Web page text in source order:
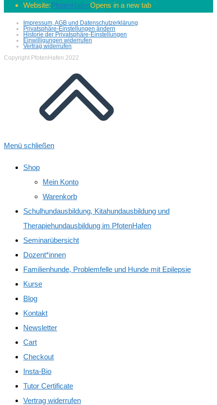
Website:PfotenHafenOpens in a new tab
Impressum, AGB und Datenschutzerklärung
Privatsphäre-Einstellungen ändern
Historie der Privatsphäre-Einstellungen
Einwilligungen widerrufen
Vertrag widerrufen
Copyright PfotenHafen 2022
Menü schließen
Shop
Mein Konto
Warenkorb
Schulhundausbildung, Kitahundausbildung und
Therapiehundausbildung im PfotenHafen
Seminarübersicht
Dozent*innen
Familienhunde, Problemfelle und Hunde mit Epilepsie
Kurse
Blog
Kontakt
Newsletter
Cart
Checkout
Insta-Bio
Tutor Certificate
Vertrag widerrufen